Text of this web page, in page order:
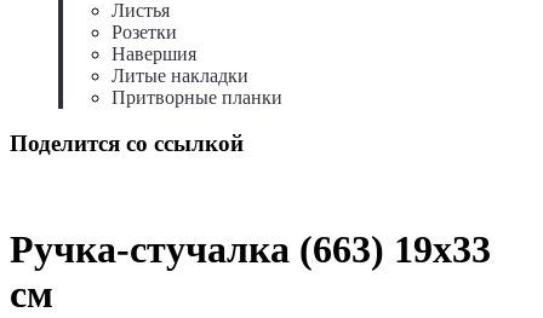
Листья
Розетки
Навершия
Литые накладки
Притворные планки
Поделится со ссылкой
Ручка-стучалка (663) 19x33
см